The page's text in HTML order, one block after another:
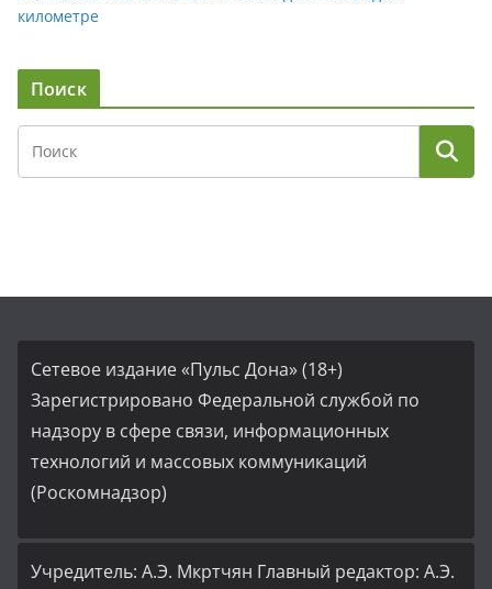
километре
Поиск
Сетевое издание «Пульс Дона» (18+)
Зарегистрировано Федеральной службой по
надзору в сфере связи, информационных
технологий и массовых коммуникаций
(Роскомнадзор)
Учредитель: А.Э. Мкртчян Главный редактор: А.Э.